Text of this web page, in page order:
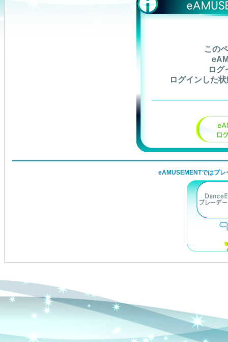
この
ログ
ログインした
eAMUSEMENTではプ